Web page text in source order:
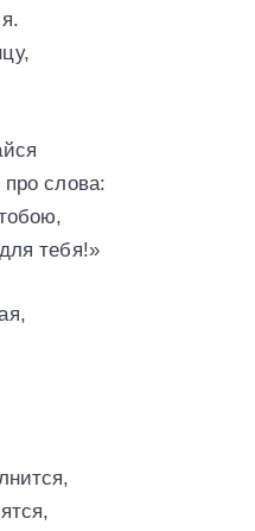
слова:
тебя!»